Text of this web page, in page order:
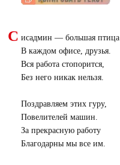
С исадмин — большая птица
В каждом офисе, друзья.
Вся работа стопорится,
Без него никак нельзя.
Поздравляем этих гуру,
Повелителей машин.
За прекрасную работу
Благодарны мы все им.